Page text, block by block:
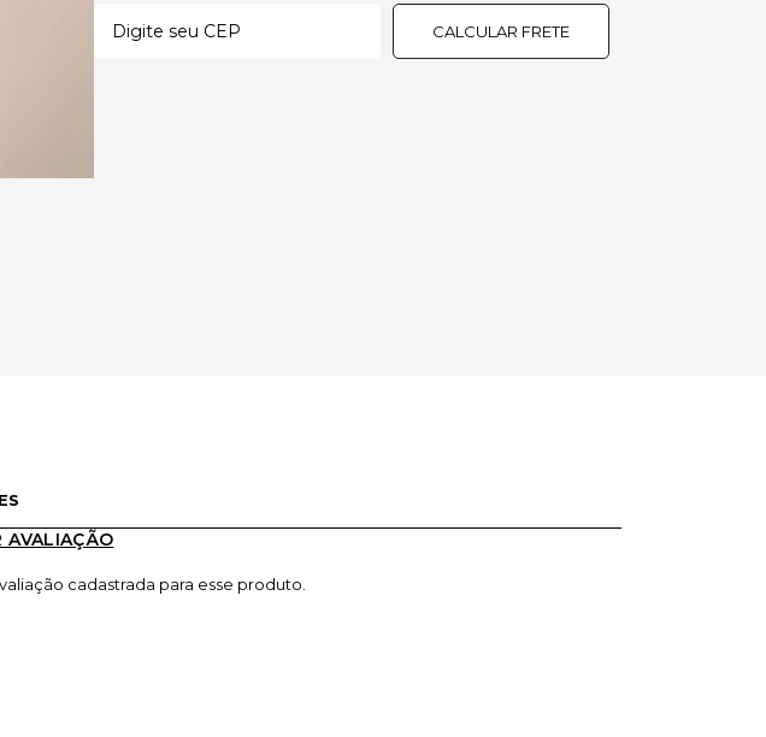
CALCULAR FRETE
AVALIAÇÃO
cadastrada para esse produto.